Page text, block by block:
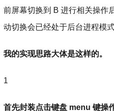
前屏幕切换到 B 进行相关操作
动切换会已经处于后台进程模
我的实现思路大体是这样的。
1
首先封装点击键盘 menu 键操